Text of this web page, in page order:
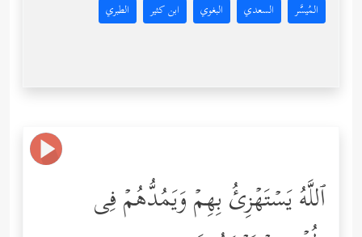
المُيسَّر السعدي البغوي ابن كثير الطبري
ٱللَّهُ یَسۡتَهۡزِئُ بِهِمۡ وَیَمُدُّهُمۡ فِی